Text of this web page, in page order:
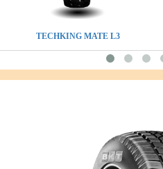
TECHKING MATE L3